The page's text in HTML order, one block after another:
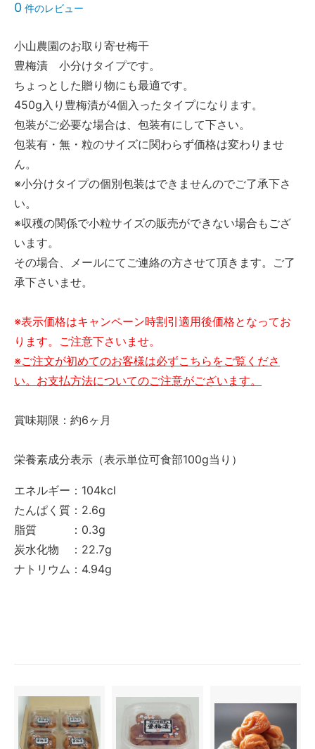
0 件のレビュー
小山農園のお取り寄せ梅干
豊梅漬 小分けタイプです。
ちょっとした贈り物にも最適です。
450g入り豊梅漬が4個入ったタイプになります。
包装がご必要な場合は、包装有にして下さい。
包装有・無・粒のサイズに関わらず価格は変わりませ
ん。
※小分けタイプの個別包装はできませんのでご了承下さ
い。
※収穫の関係で小粒サイズの販売ができない場合もござ
います。
その場合、メールにてご連絡の方させて頂きます。ご了
承下さいませ。
※表示価格はキャンペーン時割引適用後価格となってお
ります。ご注意下さいませ。
※ご注文が初めてのお客様は必ずこちらをご覧くださ
い。お支払方法についてのご注意がございます。
賞味期限：約6ヶ月
栄養素成分表示（表示単位可食部100g当り）
エネルギー：104kcl
たんぱく質：2.6g
脂質 ：0.3g
炭水化物 ：22.7g
ナトリウム：4.94g